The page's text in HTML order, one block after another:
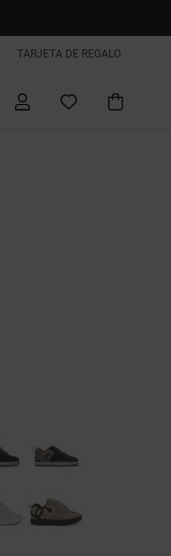
TARJETA DE REGALO